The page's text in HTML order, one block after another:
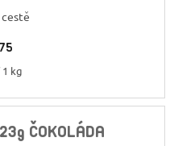
1 kg
ČOKOLÁDA